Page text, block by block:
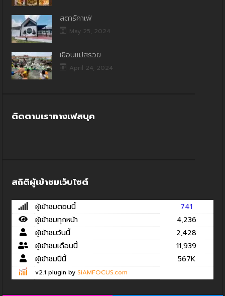
สตาร์คาเฟ่
May 25, 2024
เขื่อนแม่สรวย
April 24, 2024
ติดตามเราทางเฟสบุค
สถิติผู้เข้าชมเว็บไซต์
ผู้เข้าชมตอนนี้
741
ผู้เข้าชมทุกหน้า
4,236
ผู้เข้าชมวันนี้
2,428
ผู้เข้าชมเดือนนี้
11,939
ผู้เข้าชมปีนี้
567K
v2.1 plugin by SiAMFOCUS.com